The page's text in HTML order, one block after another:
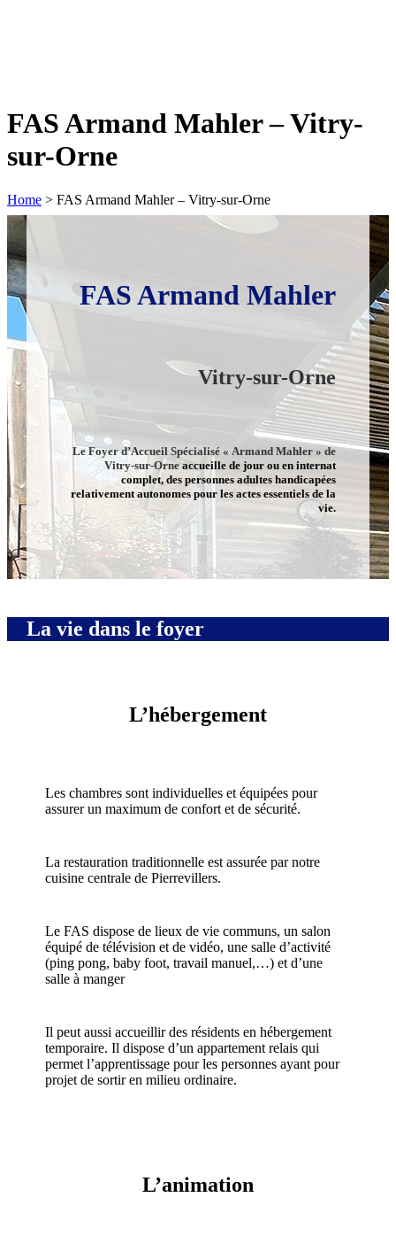
FAS Armand Mahler – Vitry-
sur-Orne
Home > FAS Armand Mahler – Vitry-sur-Orne
FASArmand Mahler
Vitry-sur-Orne
Le Foyer d’Accueil Spécialisé « Armand Mahler » de
Vitry-sur-Orneaccueille de jour ou en internat
complet, des personnes adultes handicapées
relativement autonomes pour les actes essentiels de la
vie.
La vie dans le foyer
L’hébergement
Les chambres sont individuelles et équipées pour
assurer un maximum de confort et de sécurité.
La restauration traditionnelle est assurée par notre
cuisine centrale de Pierrevillers.
Le FAS dispose de lieux de vie communs, un salon
équipé de télévision et de vidéo, une salle d’activité
(ping pong, baby foot, travail manuel,…) et d’une
salle à manger
Il peut aussi accueillir des résidents en hébergement
temporaire. Il dispose d’un appartement relais qui
permet l’apprentissage pour les personnes ayant pour
projet de sortir en milieu ordinaire.
L’animation